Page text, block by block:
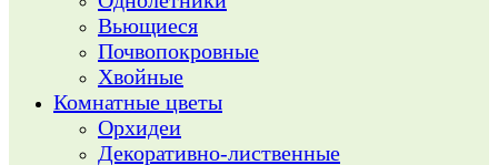
Вьющиеся
Почвопокровные
Хвойные
Комнатные цветы
Орхидеи
Декоративно-лиственные